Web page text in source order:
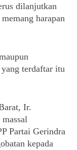
dilanjutkan
harapan
terdaftar itu
Ir.
Partai Gerindra
kepada